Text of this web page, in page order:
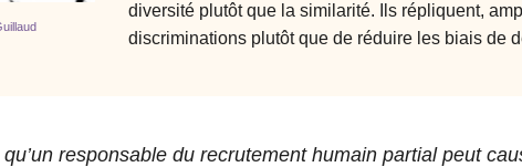
diversité plutôt que la similarité. Ils répliquent,
discriminations plutôt que de réduire les biais de
responsable du recrutement humain partial peut